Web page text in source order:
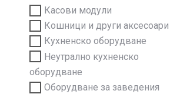
Касови модули
Кошници и други аксесоари
Кухненско оборудване
Неутрално кухненско
оборудване
Оборудване за заведения